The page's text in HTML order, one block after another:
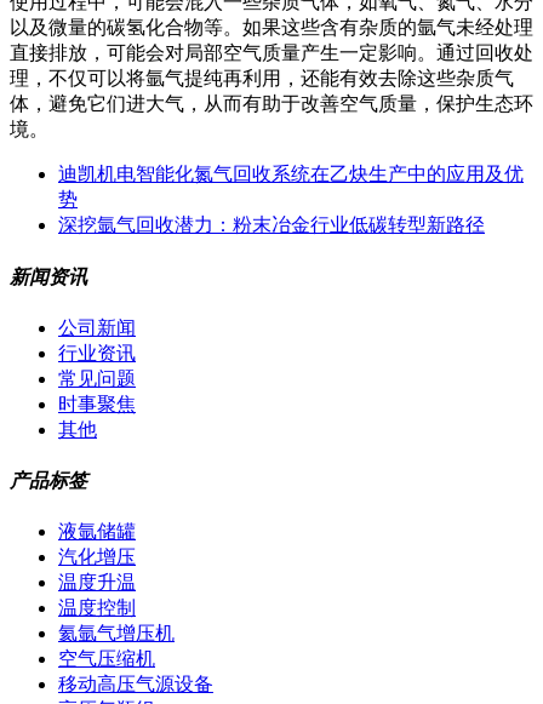
以及微量的碳氢化合物等。如果这些含有杂质的氩气未经处理
直接排放，可能会对局部空气质量产生一定影响。通过回收处
理，不仅可以将氩气提纯再利用，还能有效去除这些杂质气
体，避免它们进大气，从而有助于改善空气质量，保护生态环
境。
迪凯机电智能化氮气回收系统在乙炔生产中的应用及优
势
深挖氩气回收潜力：粉末冶金行业低碳转型新路径
新闻资讯
公司新闻
行业资讯
常见问题
时事聚焦
其他
产品标签
液氩储罐
汽化增压
温度升温
温度控制
氦氩气增压机
空气压缩机
移动高压气源设备